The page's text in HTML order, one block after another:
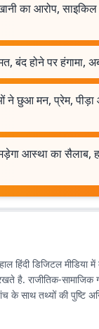
का आरोप, साइकिल
बंद होने पर हंगामा,
ने छुआ मन, प्रेम, पीड़ा
आस्था का सैलाब,
हिंदी डिजिटल
है. राजीतिक-
के साथ तथ्यों की पुष्टि